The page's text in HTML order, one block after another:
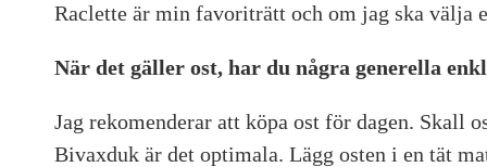
Raclette är min favoriträtt och om jag ska välja
När det gäller ost, har du några generella
Jag rekomenderar att köpa ost för dagen. Skall
Bivaxduk är det optimala. Lägg osten i en tät